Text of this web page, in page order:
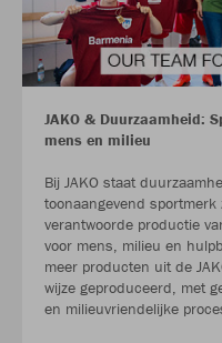
JAKO & Duurzaamheid:
mens en milieu
Bij JAKO staat
toonaangevend sportmerk
verantwoorde productie
voor mens, milieu en
meer producten uit de
wijze geproduceerd, met
en milieuvriendelijke